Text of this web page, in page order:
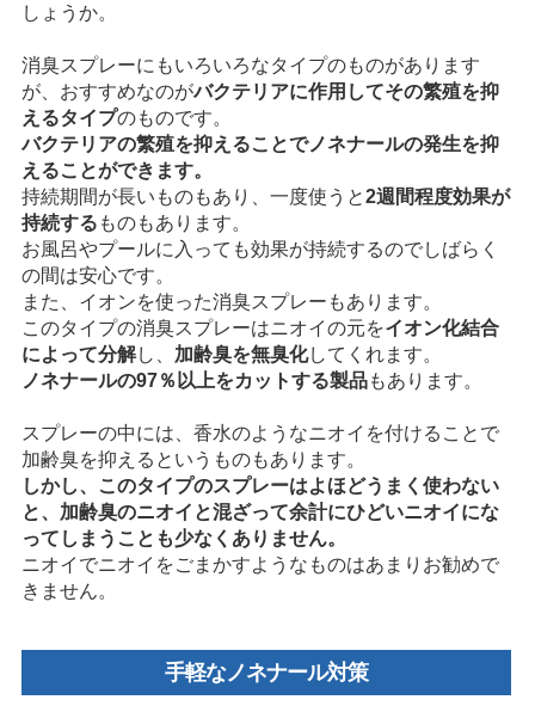
しょうか。
消臭スプレーにもいろいろなタイプのものがあります
が、おすすめなのがバクテリアに作用してその繁殖を抑
えるタイプのものです。
バクテリアの繁殖を抑えることでノネナールの発生を抑
えることができます。
持続期間が長いものもあり、一度使うと2週間程度効果が
持続する ものもあります。
お風呂やプールに入っても効果が持続するのでしばらく
の間は安心です。
また、イオンを使った消臭スプレーもあります。
このタイプの消臭スプレーはニオイの元をイオン化結合
によって分解し、 加齢臭を無臭化してくれます。
ノネナールの97％以上をカットする製品もあります。
スプレーの中には、香水のようなニオイを付けることで
加齢臭を抑えるというものもあります。
しかし、このタイプのスプレーはよほどうまく使わない
と、加齢臭のニオイと混ざって余計にひどいニオイにな
ってしまうことも少なくありません。
ニオイでニオイをごまかすようなものはあまりお勧めで
きません。
手軽なノネナール対策